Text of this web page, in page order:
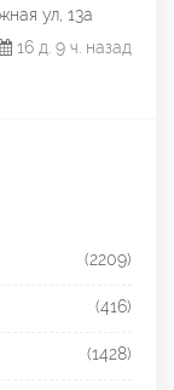
ул, 13а
16 д. 9 ч. назад
(2209)
(416)
(1428)